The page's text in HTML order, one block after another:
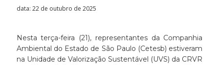
data: 22 de outubro de 2025
Nesta terça-feira (21), representantes da Companhia
Ambiental do Estado de São Paulo (Cetesb) estiveram
na Unidade de Valorização Sustentável (UVS) da CRVR